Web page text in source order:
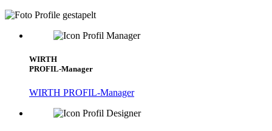
WIRTH
PROFIL-Manager
WIRTH PROFIL-Manager